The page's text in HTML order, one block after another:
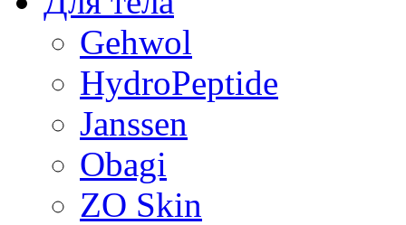
Gehwol
HydroPeptide
Janssen
Obagi
ZO Skin